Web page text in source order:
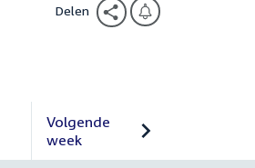
Delen
Volgende
week
Volgende